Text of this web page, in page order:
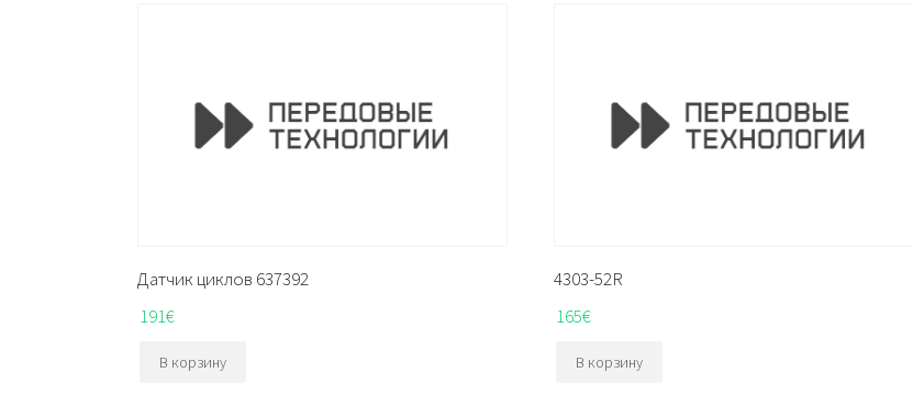
Датчик циклов 637392
191€
В корзину
4303-52R
165€
В корзину